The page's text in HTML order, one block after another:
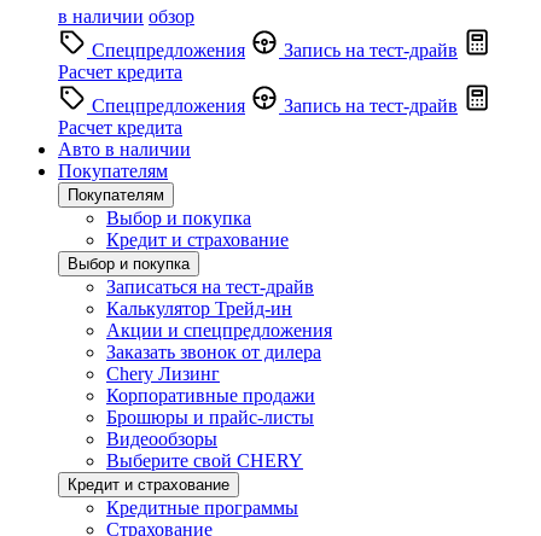
в наличии обзор
Спецпредложения
Запись на тест-драйв
Расчет кредита
Спецпредложения
Запись на тест-драйв
Расчет кредита
Авто в наличии
Покупателям
Покупателям
Выбор и покупка
Кредит и страхование
Выбор и покупка
Записаться на тест-драйв
Калькулятор Трейд-ин
Акции и спецпредложения
Заказать звонок от дилера
Chery Лизинг
Корпоративные продажи
Брошюры и прайс-листы
Видеообзоры
Выберите свой CHERY
Кредит и страхование
Кредитные программы
Страхование